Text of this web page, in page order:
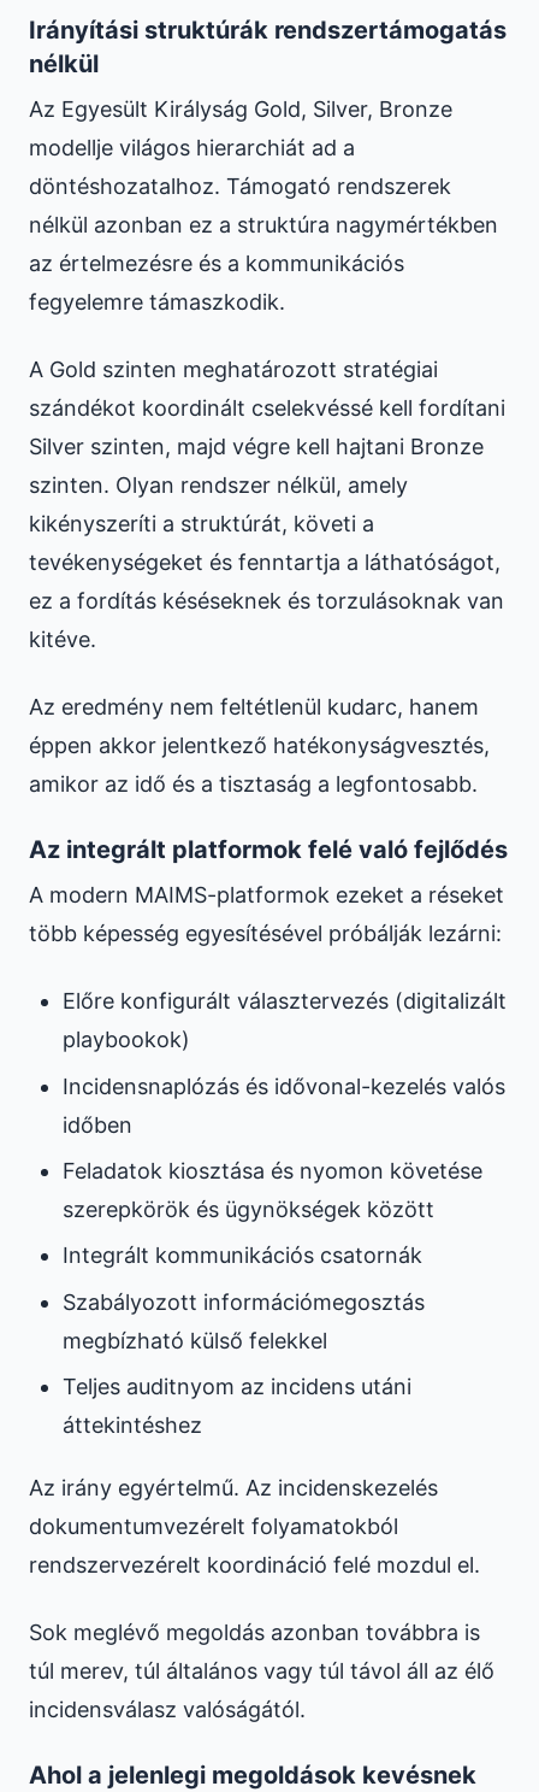
Irányítási struktúrák rendszertámogatás
nélkül
Az Egyesült Királyság Gold, Silver, Bronze
modellje világos hierarchiát ad a
döntéshozatalhoz. Támogató rendszerek
nélkül azonban ez a struktúra nagymértékben
az értelmezésre és a kommunikációs
fegyelemre támaszkodik.
A Gold szinten meghatározott stratégiai
szándékot koordinált cselekvéssé kell fordítani
Silver szinten, majd végre kell hajtani Bronze
szinten. Olyan rendszer nélkül, amely
kikényszeríti a struktúrát, követi a
tevékenységeket és fenntartja a láthatóságot,
ez a fordítás késéseknek és torzulásoknak van
kitéve.
Az eredmény nem feltétlenül kudarc, hanem
éppen akkor jelentkező hatékonyságvesztés,
amikor az idő és a tisztaság a legfontosabb.
Az integrált platformok felé való fejlődés
A modern MAIMS-platformok ezeket a réseket
több képesség egyesítésével próbálják lezárni:
Előre konfigurált választervezés (digitalizált
playbookok)
Incidensnaplózás és idővonal-kezelés valós
időben
Feladatok kiosztása és nyomon követése
szerepkörök és ügynökségek között
Integrált kommunikációs csatornák
Szabályozott információmegosztás
megbízható külső felekkel
Teljes auditnyom az incidens utáni
áttekintéshez
Az irány egyértelmű. Az incidenskezelés
dokumentumvezérelt folyamatokból
rendszervezérelt koordináció felé mozdul el.
Sok meglévő megoldás azonban továbbra is
túl merev, túl általános vagy túl távol áll az élő
incidensválasz valóságától.
Ahol a jelenlegi megoldások kevésnek